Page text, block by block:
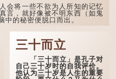
将一些不欲为人所知的记忆
言，就好像被不明东西（如鬼
中的秘密便脱口而出。
三十而立
「三十而立」是孔子对
自己三十岁时的自我评价。
他认为三十岁是人生的重要